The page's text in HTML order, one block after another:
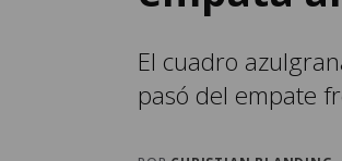
El cuadro
pasó del empate